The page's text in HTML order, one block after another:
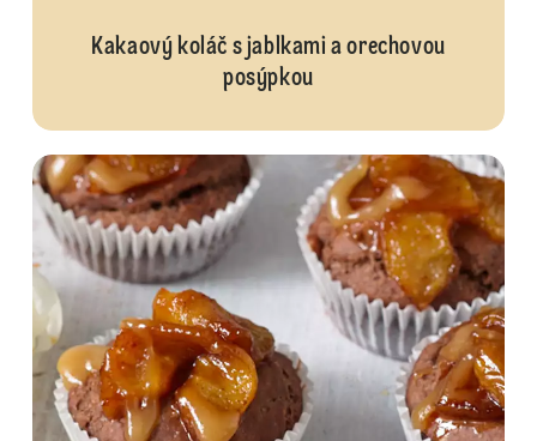
Kakaový koláč s jablkami a orechovou
posýpkou